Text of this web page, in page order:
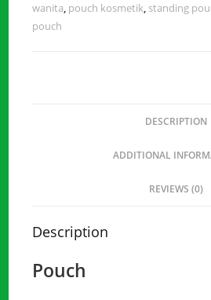
wanita, pouch kosmetik, standing
pouch
DESCRIPTION
ADDITIONAL
REVIEWS (0)
Description
Pouch